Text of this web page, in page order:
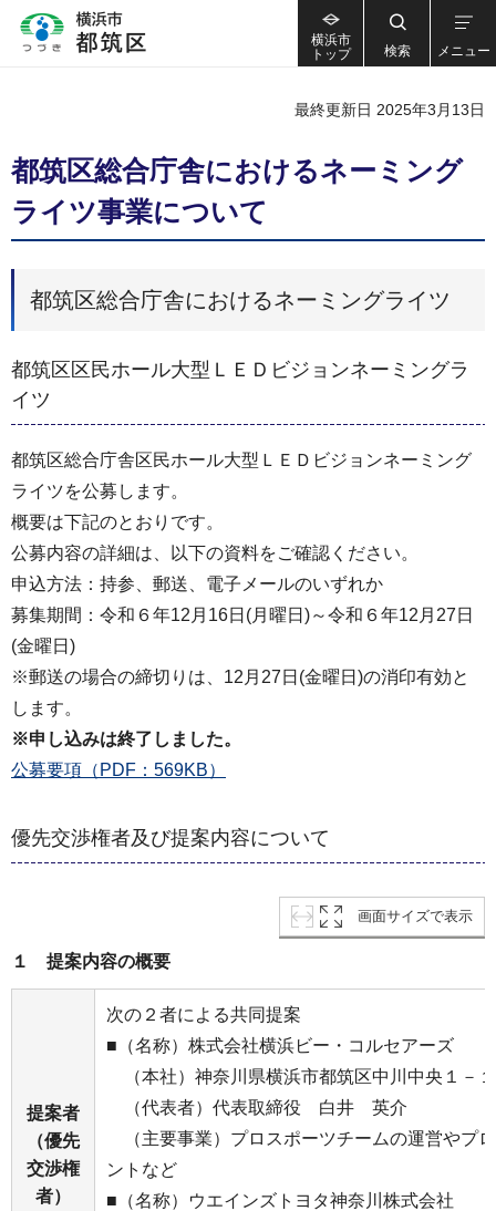
横浜市
トップ
検索 メニュー
最終更新日 2025年3月13日
都筑区総合庁舎におけるネーミング
ライツ事業について
都筑区総合庁舎におけるネーミングライツ
都筑区区民ホール大型ＬＥＤビジョンネーミングラ
イツ
都筑区総合庁舎区民ホール大型ＬＥＤビジョンネーミング
ライツを公募します。
概要は下記のとおりです。
公募内容の詳細は、以下の資料をご確認ください。
申込方法：持参、郵送、電子メールのいずれか
募集期間：令和６年12月16日(月曜日)～令和６年12月27日
(金曜日)
※郵送の場合の締切りは、12月27日(金曜日)の消印有効と
します。
※申し込みは終了しました。
公募要項（PDF：569KB）
優先交渉権者及び提案内容について
画面サイズで表示
１ 提案内容の概要
提案者
（優先
交渉権
者）
次の２者による共同提案
■（名称）株式会社横浜ビー・コルセアーズ
（本社）神奈川県横浜市都筑区中川中央１－
（代表者）代表取締役 白井 英介
（主要事業）プロスポーツチームの運営やプ
ントなど
■（名称）ウエインズトヨタ神奈川株式会社